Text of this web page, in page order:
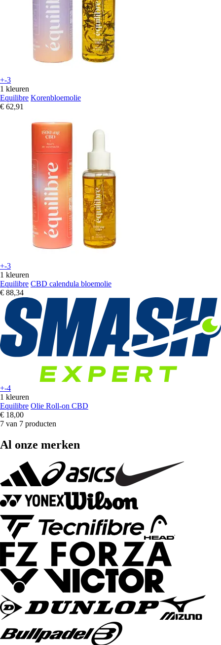
+-3
1 kleuren
Equilibre Korenbloemolie
€ 62,91
+-3
1 kleuren
Equilibre CBD calendula bloemolie
€ 88,34
+-4
1 kleuren
Equilibre Olie Roll-on CBD
€ 18,00
7 van 7 producten
Al onze merken